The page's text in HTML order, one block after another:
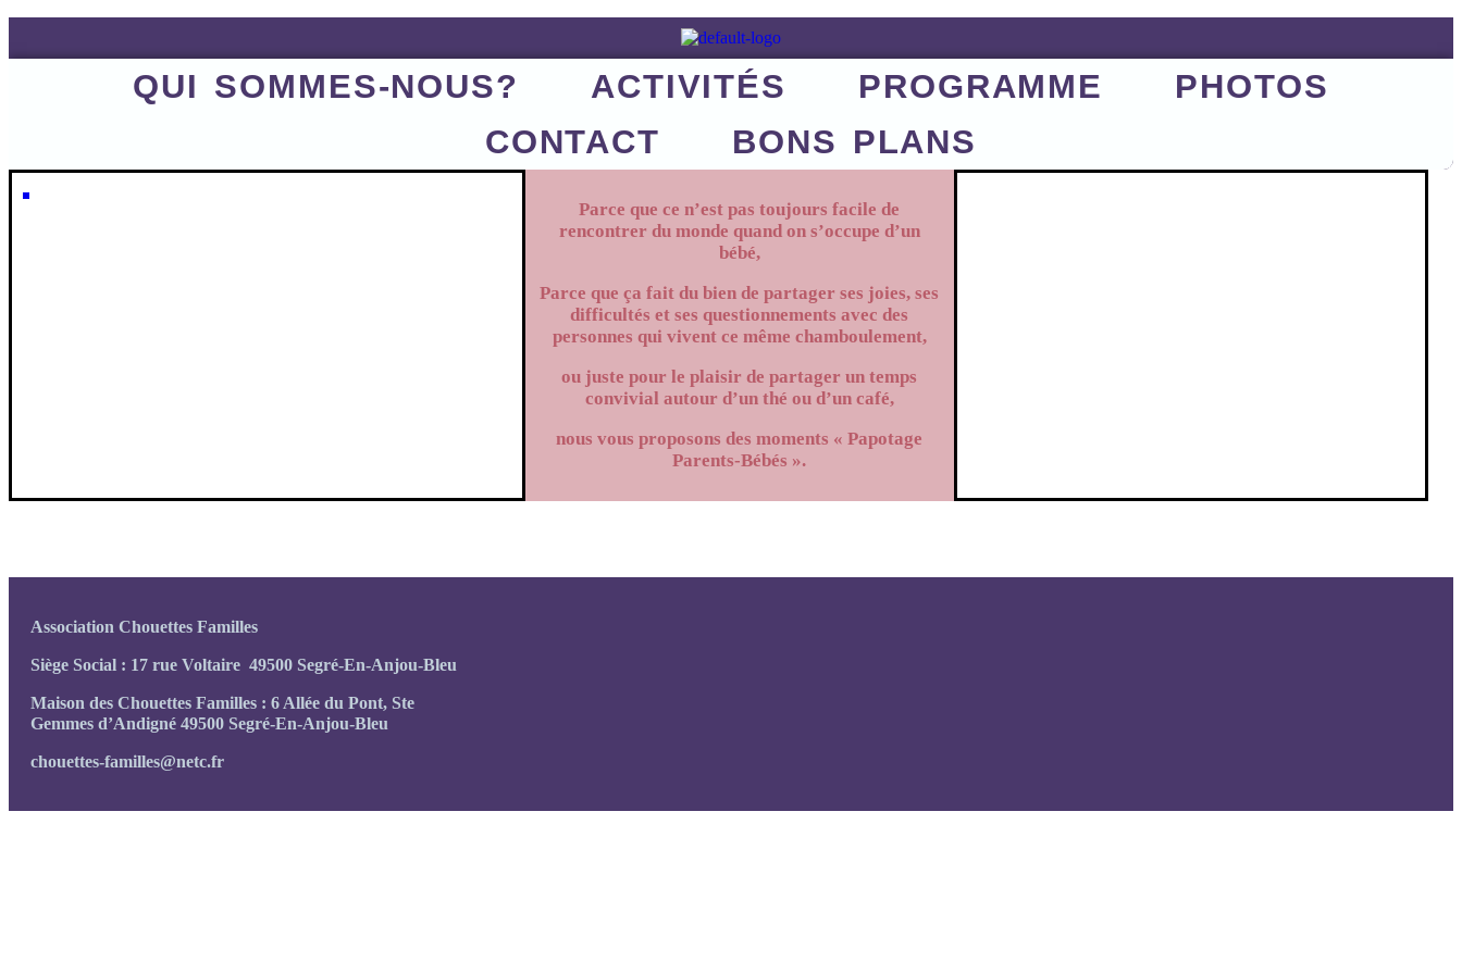
QUI SOMMES-NOUS? ACTIVITÉS PROGRAMME
PHOTOS
CONTACT
BONS PLANS
Parce que ce n’est pas toujours facile de
rencontrer du monde quand on s’occupe d’un
bébé,
Parce que ça fait du bien de partager ses joies, ses
difficultés et ses questionnements avec des
personnes qui vivent ce même chamboulement,
ou juste pour le plaisir de partager un temps
convivial autour d’un thé ou d’un café,
nous vous proposons des moments « Papotage
Parents-Bébés ».
Association Chouettes Familles
Siège Social : 17 rue Voltaire 49500 Segré-En-Anjou-Bleu
Maison des Chouettes Familles : 6 Allée du Pont, Ste
Gemmes d’Andigné 49500 Segré-En-Anjou-Bleu
chouettes-familles@netc.fr